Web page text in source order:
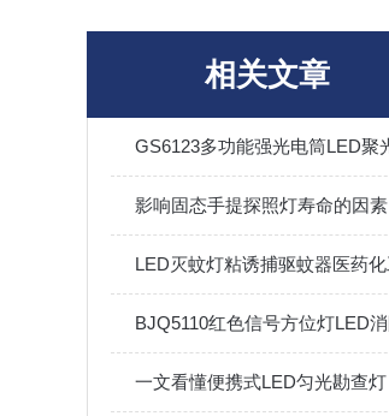
相关文章
影响固态手提探照灯寿命的因素
一文看懂便携式LED匀光勘查灯